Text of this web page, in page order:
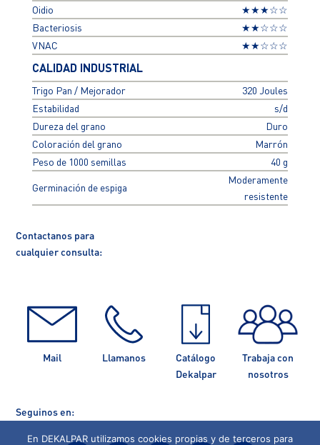
Oidio
★★★☆☆
Bacteriosis
★★☆☆☆
VNAC
★★☆☆☆
CALIDAD INDUSTRIAL
Trigo Pan / Mejorador
320 Joules
Estabilidad
s/d
Dureza del grano
Duro
Coloración del grano
Marrón
Peso de 1000 semillas
40 g
Germinación de espiga
Moderamente
resistente
Contactanos para
cualquier consulta:
Mail Llamanos
Catálogo
Dekalpar
Trabaja con
nosotros
Seguinos en:
En DEKALPAR utilizamos cookies propias y de terceros para